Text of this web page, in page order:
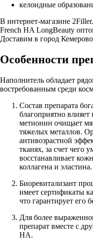
келоидные
В интернет-магазине
French HA LongBeauty
Доставим в город
Особенности
Наполнитель обладает
востребованным среди
Состав препарата
благоприятно
метионин очищает
тяжелых металлов.
антивозрастной
тканях, за счет чего
восстанавливает
коллагена и эластина.
Биоревитализант
имеет сертификаты
что гарантирует его
Для более
препарат вместе с
HA.